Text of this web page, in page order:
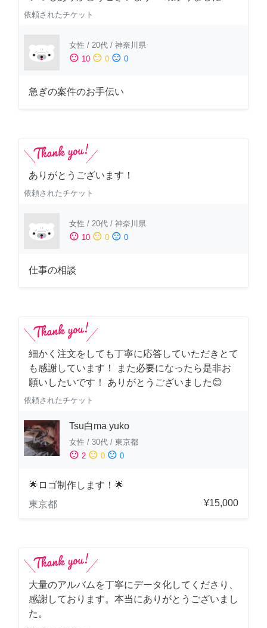
依頼されたチケット
女性 / 20代 / 神奈川県
sentiment_satisfied 10 sentiment_neutral 0 sentiment_dissatisfied 0
急ぎの案件のお手伝い
ありがとうございます！
依頼されたチケット
女性 / 20代 / 神奈川県
sentiment_satisfied 10 sentiment_neutral 0 sentiment_dissatisfied 0
仕事の相談
細かく注文をしても丁寧に応答していただきとて
も感謝しています！ また必要になったら是非お
願いしたいです！ ありがとうございました😊
依頼されたチケット
Tsu白ma yuko
女性 / 30代 / 東京都
sentiment_satisfied 2 sentiment_neutral 0 sentiment_dissatisfied 0
🌟ロゴ制作します！🌟
東京都
¥15,000
大量のアルバムを丁寧にデータ化してくださり、
感謝しております。本当にありがとうございまし
た。